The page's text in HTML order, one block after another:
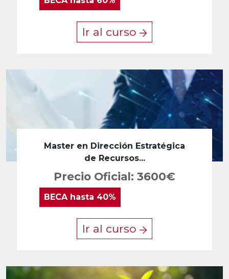
Ir al curso
Master en Dirección Estratégica
de Recursos...
Precio Oficial: 3600€
BECAhasta 40%
Ir al curso